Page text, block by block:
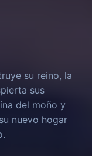
su reino, la
sus
del moño y
nuevo hogar